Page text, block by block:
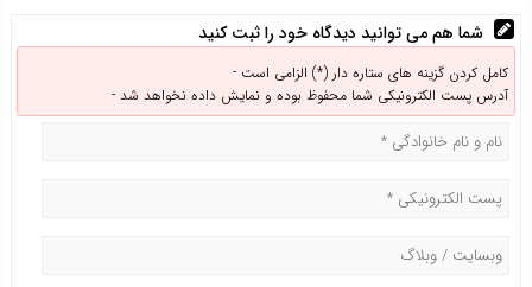
شما هم می توانید دیدگاه خود را ثبت کنید
کامل کردن گزینه های ستاره دار (*) الزامی است -
آدرس پست الکترونیکی شما محفوظ بوده و نمایش داده نخواهد شد -